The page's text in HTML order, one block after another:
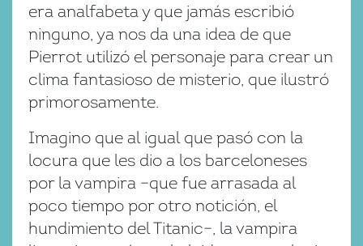
era analfabeta y que jamás escribió
ninguno, ya nos da una idea de que
Pierrot utilizó el personaje para crear un
clima fantasioso de misterio, que ilustró
primorosamente.
Imagino que al igual que pasó con la
locura que les dio a los barceloneses
por la vampira –que fue arrasada al
poco tiempo por otro notición, el
hundimiento del Titanic–, la vampira